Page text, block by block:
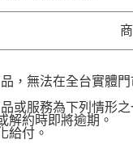
，無法在全台實體
或服務為下列情形之
解約時即將逾期。
給付。